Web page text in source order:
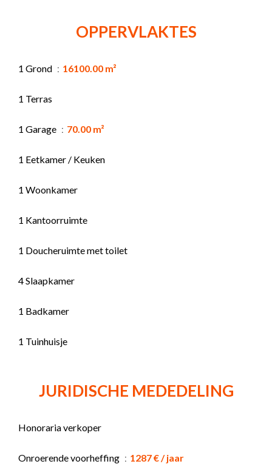
OPPERVLAKTES
1 Grond 16100.00 m²
1 Terras
1 Garage 70.00 m²
1 Eetkamer / Keuken
1 Woonkamer
1 Kantoorruimte
1 Doucheruimte met toilet
4 Slaapkamer
1 Badkamer
1 Tuinhuisje
JURIDISCHE MEDEDELING
Honoraria verkoper
Onroerende voorheffing 1287 € / jaar